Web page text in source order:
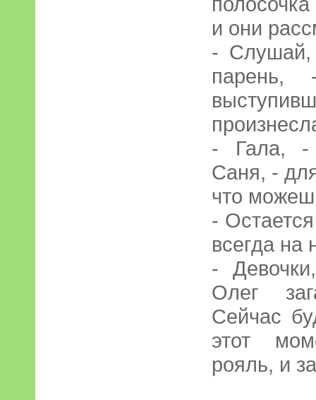
и они
-
парень,
- Гала, -
Саня, -
что
-
всегда на
-
Олег
Сейчас
этот
рояль, и